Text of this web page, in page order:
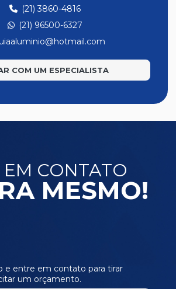
(21) 3860-4816
(21) 96500-6327
COM UM ESPECIALISTA
EM CONTATO
MESMO!
e entre em contato para tirar
um orçamento.